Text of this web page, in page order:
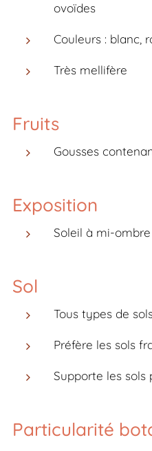
ovoïdes
Couleurs : blanc,
Très mellifère
Fruits
Gousses
Exposition
Soleil à mi-ombre
Sol
Tous types de
Préfère les sols
Supporte les sols
Particularité